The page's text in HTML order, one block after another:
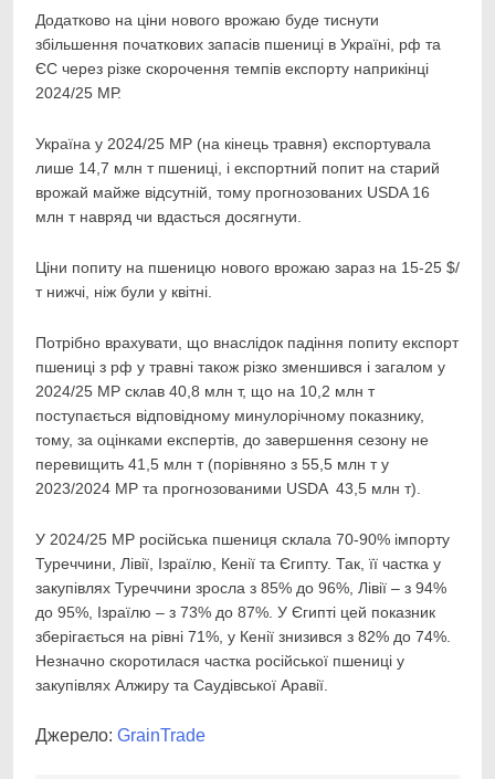
Додатково на ціни нового врожаю буде тиснути
збільшення початкових запасів пшениці в Україні, рф та
ЄС через різке скорочення темпів експорту наприкінці
2024/25 МР.
Україна у 2024/25 МР (на кінець травня) експортувала
лише 14,7 млн т пшениці, і експортний попит на старий
врожай майже відсутній, тому прогнозованих USDA 16
млн т навряд чи вдасться досягнути.
Ціни попиту на пшеницю нового врожаю зараз на 15-25 $/
т нижчі, ніж були у квітні.
Потрібно врахувати, що внаслідок падіння попиту експорт
пшениці з рф у травні також різко зменшився і загалом у
2024/25 МР склав 40,8 млн т, що на 10,2 млн т
поступається відповідному минулорічному показнику,
тому, за оцінками експертів, до завершення сезону не
перевищить 41,5 млн т (порівняно з 55,5 млн т у
2023/2024 МР та прогнозованими USDA 43,5 млн т).
У 2024/25 МР російська пшениця склала 70-90% імпорту
Туреччини, Лівії, Ізраїлю, Кенії та Єгипту. Так, її частка у
закупівлях Туреччини зросла з 85% до 96%, Лівії – з 94%
до 95%, Ізраїлю – з 73% до 87%. У Єгипті цей показник
зберігається на рівні 71%, у Кенії знизився з 82% до 74%.
Незначно скоротилася частка російської пшениці у
закупівлях Алжиру та Саудівської Аравії.
Джерело: GrainTrade